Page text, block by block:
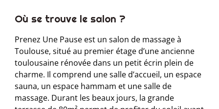
Où se trouve le salon ?​
Prenez Une Pause est un salon de massage à
Toulouse, situé au premier étage d’une ancienne
toulousaine rénovée dans un petit écrin plein de
charme. Il comprend une salle d’accueil, un espace
sauna, un espace hammam et une salle de
massage. Durant les beaux jours, la grande